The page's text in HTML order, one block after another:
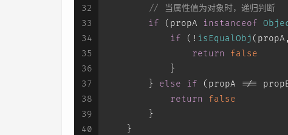
32
33
34
35
36
37
38
39
40
// 当属性值为对象时，递归判断
if (propA instanceof
if (! isEqualObj
return
false
            }
        }
else if (propA !==
return
false
        }
    }